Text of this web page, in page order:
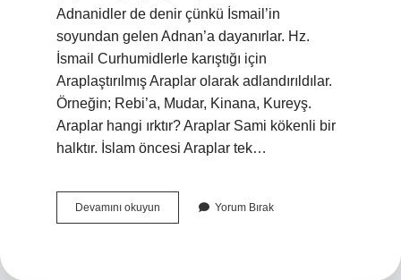
Adnanidler de denir çünkü İsmail’in
soyundan gelen Adnan’a dayanırlar. Hz.
İsmail Curhumidlerle karıştığı için
Araplaştırılmış Araplar olarak adlandırıldılar.
Örneğin; Rebi’a, Mudar, Kinana, Kureyş.
Araplar hangi ırktır? Araplar Sami kökenli bir
halktır. İslam öncesi Araplar tek…
Devamını okuyun
Arap
Yorum Bırak